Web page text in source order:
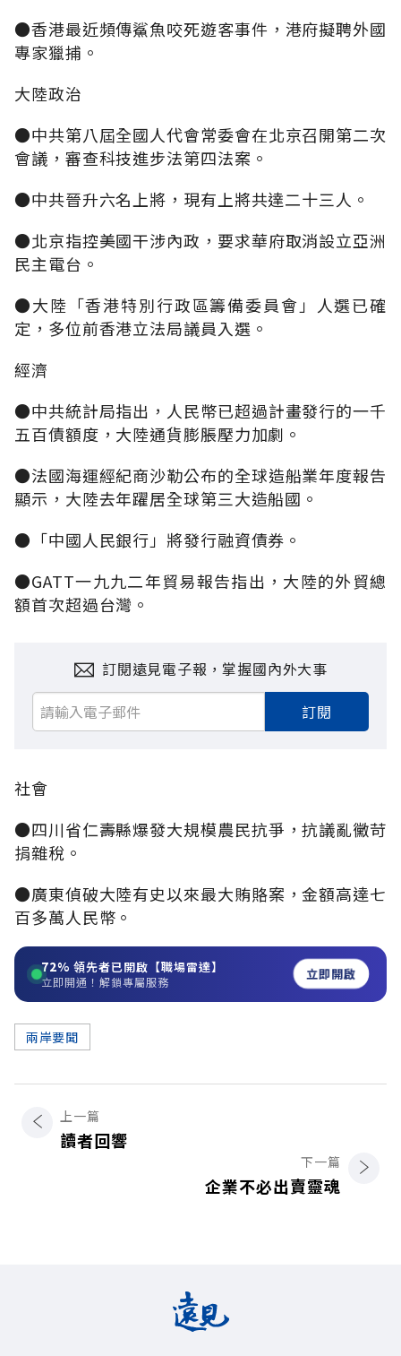
●香港最近頻傳鯊魚咬死遊客事件，港府擬聘外國
專家獵捕。
大陸政治
●中共第八屆全國人代會常委會在北京召開第二次
會議，審查科技進步法第四法案。
●中共晉升六名上將，現有上將共達二十三人。
●北京指控美國干涉內政，要求華府取消設立亞洲
民主電台。
●大陸「香港特別行政區籌備委員會」人選已確
定，多位前香港立法局議員入選。
經濟
●中共統計局指出，人民幣已超過計畫發行的一千
五百債額度，大陸通貨膨脹壓力加劇。
●法國海運經紀商沙勒公布的全球造船業年度報告
顯示，大陸去年躍居全球第三大造船國。
●「中國人民銀行」將發行融資債券。
●GATT一九九二年貿易報告指出，大陸的外貿總
額首次超過台灣。
訂閱遠見電子報，掌握國內外大事
訂閱
社會
●四川省仁壽縣爆發大規模農民抗爭，抗議亂黴苛
捐雜稅。
●廣東偵破大陸有史以來最大賄賂案，金額高達七
百多萬人民幣。
72% 領先者已開啟【職場雷達】
立即開通！解鎖專屬服務 立即開啟
兩岸要聞
上一篇
讀者回響
下一篇
企業不必出賣靈魂